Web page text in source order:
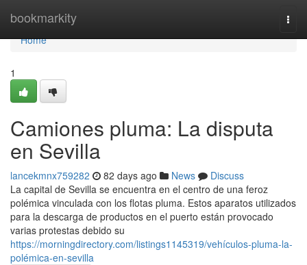
bookmarkity
Home
Home
1
Camiones pluma: La disputa
en Sevilla
lancekmnx759282 82 days ago News
Discuss
La capital de Sevilla se encuentra en el centro de una feroz
polémica vinculada con los flotas pluma. Estos aparatos utilizados
para la descarga de productos en el puerto están provocado
varias protestas debido su
https://morningdirectory.com/listings1145319/vehículos-pluma-la-
polémica-en-sevilla